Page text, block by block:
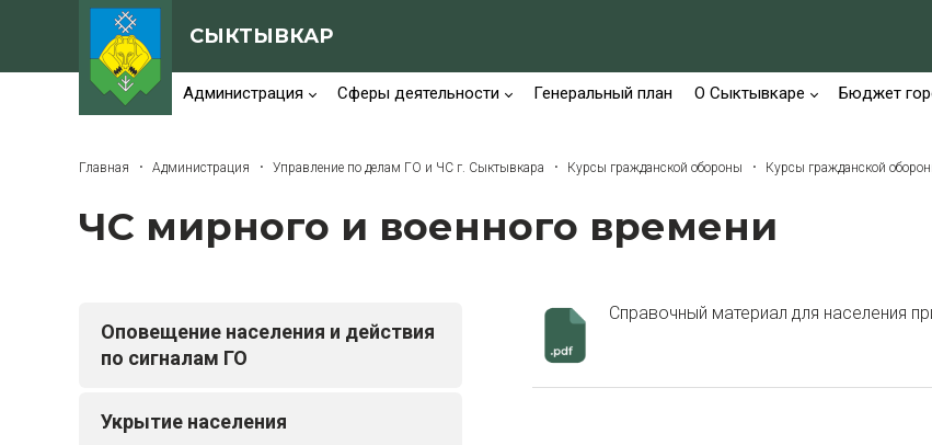
СЫКТЫВКАР
Администрация Сферы деятельности Генеральный план О Сыктывкаре Бюджет
Главная Администрация Управление по делам ГО и ЧС г. Сыктывкара Курсы гражданской обороны Курсы гражданской
ЧС мирного и военного времени
Оповещение населения и действия
по сигналам ГО
Укрытие населения
Справочный материал для населения